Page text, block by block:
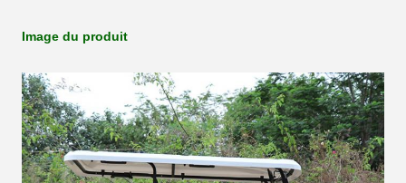
Image du produit